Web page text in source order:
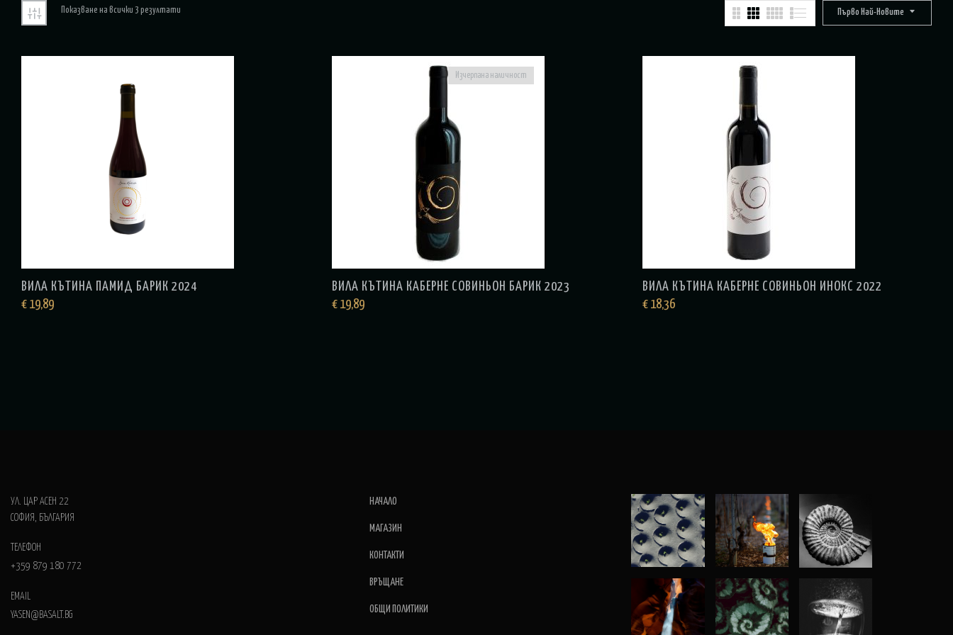
Първо Най-Новите
Показване на всички 3 резултати
ВИЛА КЪТИНА ПАМИД БАРИК 2024
€ 19,89
Изчерпана наличност
ВИЛА КЪТИНА КАБЕРНЕ СОВИНЬОН БАРИК 2023
€19,89
ВИЛА КЪТИНА КАБЕРНЕ СОВИНЬОН ИНОКС 2022
€18,36
УЛ. ЦАР АСЕН 22
СОФИЯ, БЪЛГАРИЯ
ТЕЛЕФОН
+359 879 180 772
EMAIL
YASEN@BASALT.BG
НАЧАЛО
МАГАЗИН
КОНТАКТИ
ВРЪЩАНЕ
ОБЩИ ПОЛИТИКИ